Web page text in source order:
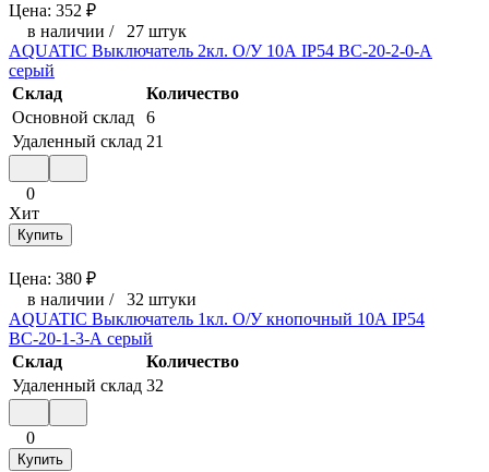
Цена: 352 ₽
в наличии / 27 штук
AQUATIC Выключатель 2кл. О/У 10А IP54 ВС-20-2-0-А
серый
Склад
Количество
Основной склад
6
Удаленный склад 21
0
Хит
Купить
Цена: 380 ₽
в наличии / 32 штуки
AQUATIC Выключатель 1кл. О/У кнопочный 10А IP54
ВС-20-1-3-А серый
Склад
Количество
Удаленный склад 32
0
Купить